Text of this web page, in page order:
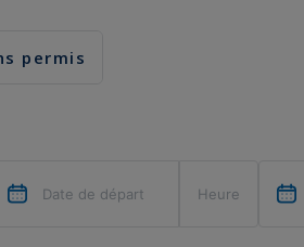
permis